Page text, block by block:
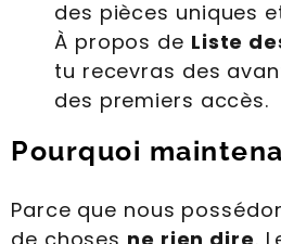
des pièces uniques
À propos de Liste
tu recevras des
des premiers accès.
Pourquoi
Parce que nous